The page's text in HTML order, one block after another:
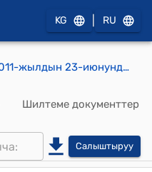
KG RU
КР Өкмөтүнүн 2011-жылдын 23-июнундагы № 247-б (Ден соолугунун мүмкүнчүлүктөрү чектелүү балдар үчүн реабилитациялоонун техникалык каражаттарын берүү түрүндө Кыргыз Республикасына гуманитардык жардам көрсөтүү жөнүндө Кыргыз Республикасынын Калкты социалдык коргоо боюнча министрлиги менен Россия Федерациясынын Саламаттык сактоо жана социалдык өнүктүрүү министрлигинин ортосундагы Макулдашуунун долбооруна макулдук берүү боюнча) буйругу
Шилтеме документтер
Салыштыруу